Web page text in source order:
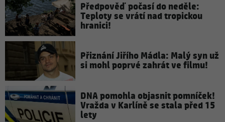
Předpověď počasí do neděle:
Teploty se vrátí nad tropickou
hranici!
Přiznání Jiřího Mádla: Malý syn už
si mohl poprvé zahrát ve filmu!
DNA pomohla objasnit pomníček!
Vražda v Karlíně se stala před 15
lety